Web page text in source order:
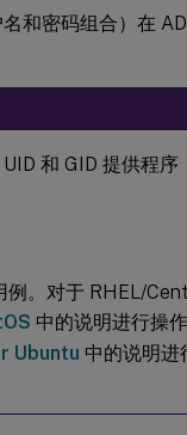
和密码组合）在
和 GID 提供程序
例。对于 RHEL/
中的说明进行操
Ubuntu 中的说明进